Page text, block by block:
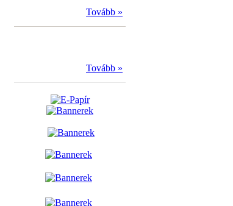
Tovább »
Tovább »